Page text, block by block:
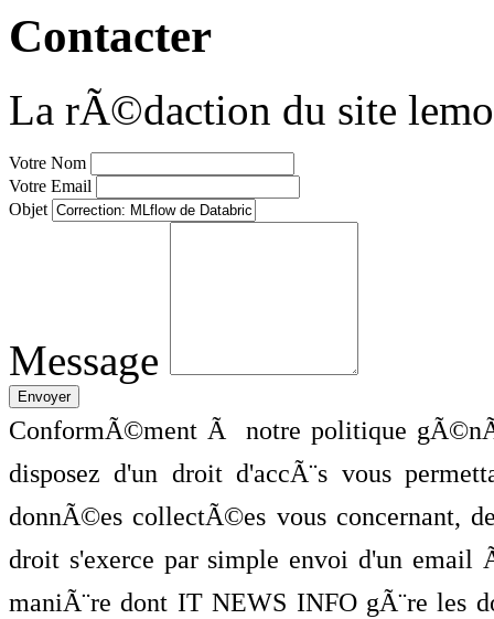
Contacter
La rÃ©daction du site
Votre Nom
Votre Email
Objet
Message
ConformÃ©ment Ã notre politique
disposez d'un droit d'accÃ¨s vous
donnÃ©es collectÃ©es vous concernant,
droit s'exerce par simple envoi d'un
maniÃ¨re dont IT NEWS INFO gÃ¨re les